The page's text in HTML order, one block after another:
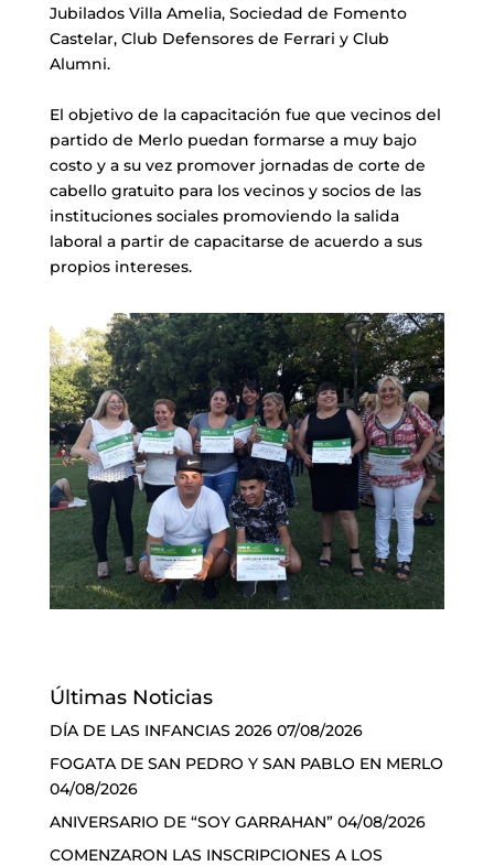
Jubilados Villa Amelia, Sociedad de Fomento
Castelar, Club Defensores de Ferrari y Club
Alumni.
El objetivo de la capacitación fue que vecinos del
partido de Merlo puedan formarse a muy bajo
costo y a su vez promover jornadas de corte de
cabello gratuito para los vecinos y socios de las
instituciones sociales promoviendo la salida
laboral a partir de capacitarse de acuerdo a sus
propios intereses.
Últimas Noticias
DÍA DE LAS INFANCIAS 2026 07/08/2026
FOGATA DE SAN PEDRO Y SAN PABLO EN MERLO
04/08/2026
ANIVERSARIO DE “SOY GARRAHAN” 04/08/2026
COMENZARON LAS INSCRIPCIONES A LOS